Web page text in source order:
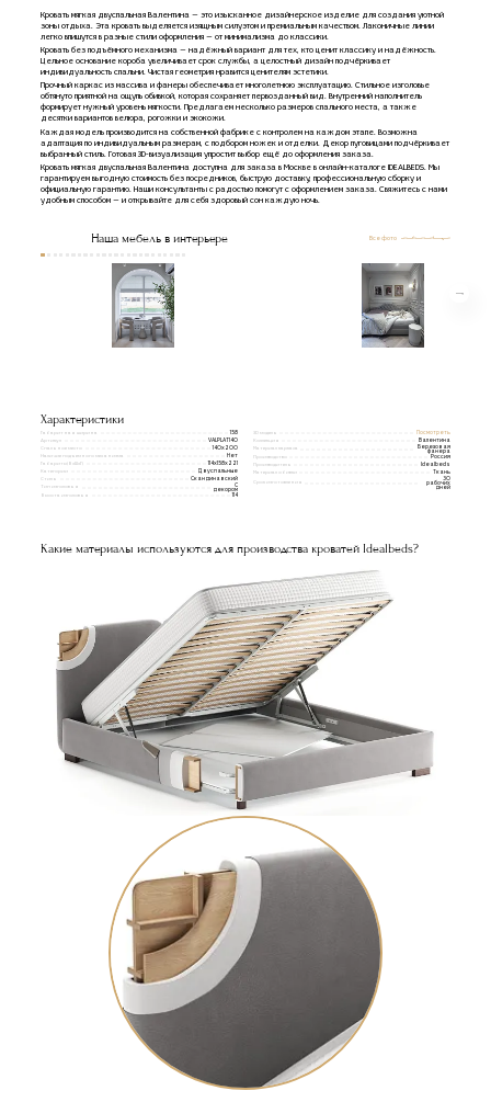
Кровать мягкая двуспальная Валентина — это изысканное дизайнерское изделие для создания уютной
зоны отдыха. Эта кровать выделяется изящным силуэтом и премиальным качеством. Лаконичные линии
легко впишутся в разные стили оформления — от минимализма до классики.
Кровать без подъёмного механизма — надёжный вариант для тех, кто ценит классику и надёжность.
Цельное основание короба увеличивает срок службы, а целостный дизайн подчёркивает
индивидуальность спальни. Чистая геометрия нравится ценителям эстетики.
Прочный каркас из массива и фанеры обеспечивает многолетнюю эксплуатацию. Стильное изголовье
обтянуто приятной на ощупь обивкой, которая сохраняет первозданный вид. Внутренний наполнитель
формирует нужный уровень мягкости. Предлагаем несколько размеров спального места, а также
десятки вариантов велюра, рогожки и экокожи.
Каждая модель производится на собственной фабрике с контролем на каждом этапе. Возможна
адаптация по индивидуальным размерам, с подбором ножек и отделки. Декор пуговицами подчёркивает
выбранный стиль. Готовая 3D-визуализация упростит выбор ещё до оформления заказа.
Кровать мягкая двуспальная Валентина доступна для заказа в Москве в онлайн-каталоге IDEALBEDS. Мы
гарантируем выгодную стоимость без посредников, быструю доставку, профессиональную сборку и
официальную гарантию. Наши консультанты с радостью помогут с оформлением заказа. Свяжитесь с нами
удобным способом — и открывайте для себя здоровый сон каждую ночь.
Наша мебель в интерьере Все фото
Характеристики
Габаритная ширина
158
Артикул
VALPLAT140
Спальное место
140x200
Наличие подъемного механизма
Нет
Габариты(ВxШxГ)
114x158x221
Категории
Двуспальные
Стиль
Скандинавский
Тип изголовья
декором
Высота изголовья
114
3D модель
Посмотреть
Коллекция
Валентина
Материал каркаса
Березовая
фанера
Производство
Россия
Производитель
Idealbeds
Материал обивки
Ткань
Срок изготовления
30
рабочих
дней
Какие материалы используются для производства кроватей Idealbeds?